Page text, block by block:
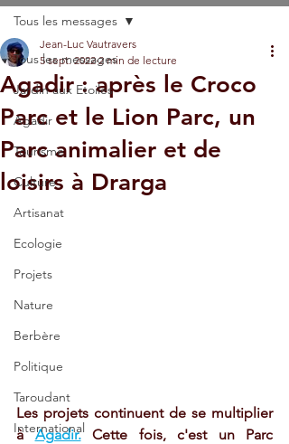
Tous les messages
Jardin aux Etoiles
Agadir
Tourisme
Culture
Artisanat
Ecologie
Projets
Nature
Berbère
Politique
Taroudant
International
Tous les messages
Agadir : après le Croco
Parc et le Lion Parc, un
Parc animalier et de
loisirs à Drarga
Jean-Luc Vautravers
5 sept. 2022 2 min de lecture
Les projets continuent de se multiplier
à Agadir. Cette fois, c'est un Parc